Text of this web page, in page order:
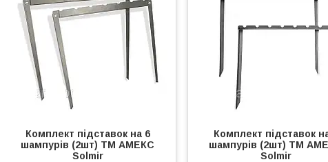
Комплект підставок на 6
шампурів (2шт) ТМ АМЕКС
Solmir
Комплект підставок
шампурів (2шт) ТМ
Solmir